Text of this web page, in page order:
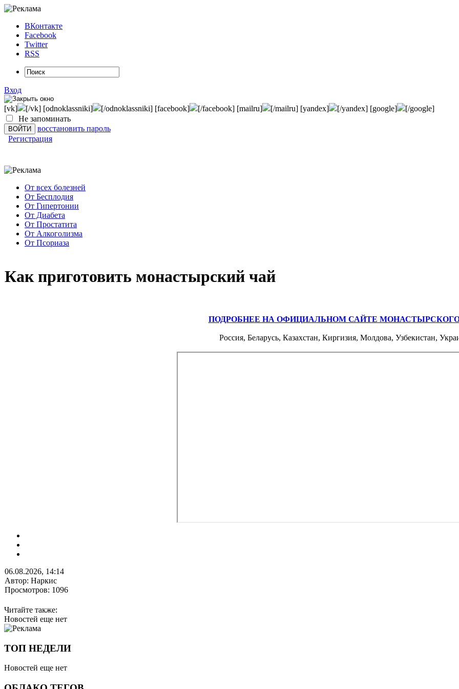
ВКонтакте
Facebook
Twitter
RSS
Вход
[vk] [/vk] [odnoklassniki] [/odnoklassniki] [facebook] [/facebook] [mailru] [/mailru] [yandex] [/yandex] [google]
[/google]
Не запоминать
восстановить пароль
Регистрация
От всех болезней
От Бесплодия
От Гипертонии
От Диабета
От Простатита
От Алкоголизма
От Псориаза
Как приготовить монастырский чай
ПОДРОБНЕЕ НА ОФИЦИАЛЬНОМ САЙТЕ
Россия, Беларусь, Казахстан, Киргизия, Молдова, Узбекистан,
06.08.2026, 14:14
Автор: Наркис
Просмотров: 1096
Читайте также:
Новостей еще нет
ТОП НЕДЕЛИ
Новостей еще нет